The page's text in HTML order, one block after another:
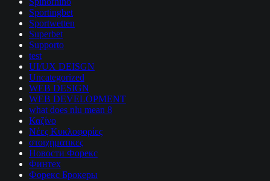
Sportingbet
Sportwetten
Superbet
Supporto
test
UI/UX DEISGN
Uncategorized
WEB DESIGN
WEB DEVELOPMENT
what does nlu mean 8
Καζίνο
Νέες Κυκλοφορίες
στοιχηματικες
Новости Форекс
Финтех
Форекс Брокеры